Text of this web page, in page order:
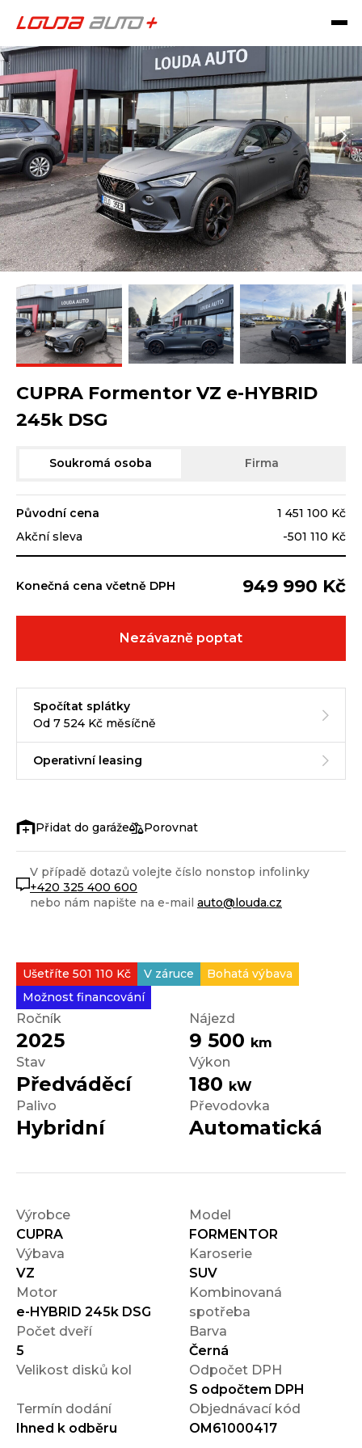
Ušetříte 501 110 Kč V záruce
Bohatá výbava
Možnost financování
Ročník
2025
Nájezd
9 500 km
Stav
Předváděcí
Výkon
180 kW
Palivo
Hybridní
Převodovka
Automatická
Výrobce
CUPRA
Model
FORMENTOR
Výbava
VZ
Karoserie
SUV
Motor
e-HYBRID 245k DSG
Kombinovaná
spotřeba
Počet dveří
5
Barva
Černá
Velikost disků kol
Odpočet DPH
S odpočtem DPH
Termín dodání
Ihned k odběru
Objednávací kód
OM61000417
CUPRA Formentor VZ e-HYBRID
245k DSG
Soukromá osoba Firma
Původní cena
1 451 100 Kč
Akční sleva
-501 110 Kč
Konečná cena včetně DPH 949 990 Kč
Nezávazně poptat
Spočítat splátky
Od 7 524 Kč měsíčně
Operativní leasing
Porovnat
V případě dotazů volejte číslo nonstop infolinky
+420 325 400 600
nebo nám napište na e-mail auto@louda.cz